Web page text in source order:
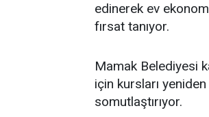
edinerek ev
fırsat tanıyor.
Mamak Belediyesi
için kursları
somutlaştırıyor.